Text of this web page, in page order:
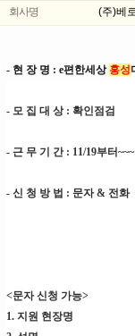
회사명
(주)베
- 현 장 명 : e편한세상 홍성
- 모 집 대 상 : 확인점검
- 근 무 기 간 : 11/19부터~~~
- 신 청 방 법 : 문자 & 전화
<문자 신청 가능>
1. 지원 현장명